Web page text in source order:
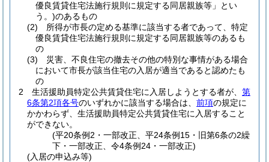
優良賃貸住宅法施行規則に規定する同居親族等」とい
う。)のあるもの
(2)
所得が市長の定める基準に該当する者であって、特定
優良賃貸住宅法施行規則に規定する同居親族等のあるも
の
(3)
災害、不良住宅の撤去その他の特別な事情がある場合
において市長が該当住宅の入居が適当であると認めたも
の
2
生活援助員特定公共賃貸住宅に入居しようとする者が、 第
6条第2項各号のいずれかに該当する場合は、 前項の規定に
かかわらず、生活援助員特定公共賃貸住宅に入居すること
ができない。
(平20条例2・一部改正、平24条例15・旧第6条の2繰
下・一部改正、令4条例24・一部改正)
(入居の申込み等)